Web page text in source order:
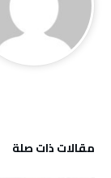
‫مقالات ذات صلة‬